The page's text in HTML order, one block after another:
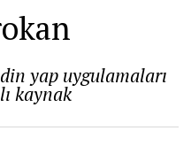
yap uygulamaları
kaynak